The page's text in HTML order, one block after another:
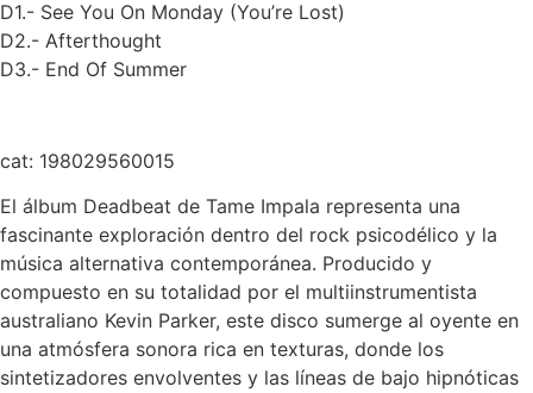
D1.- See You On Monday (You’re Lost)
D2.- Afterthought
D3.- End Of Summer
cat: 198029560015
El álbum Deadbeat de Tame Impala representa una
fascinante exploración dentro del rock psicodélico y la
música alternativa contemporánea. Producido y
compuesto en su totalidad por el multiinstrumentista
australiano Kevin Parker, este disco sumerge al oyente en
una atmósfera sonora rica en texturas, donde los
sintetizadores envolventes y las líneas de bajo hipnóticas